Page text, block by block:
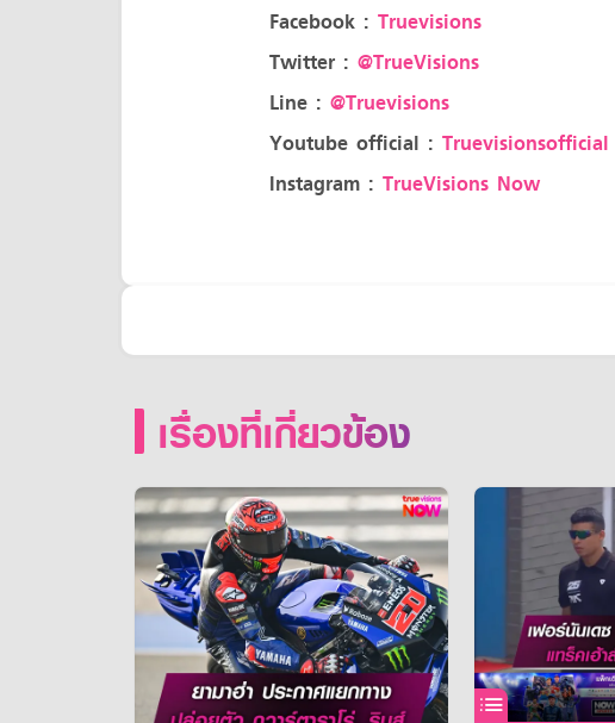
Facebook : Truevisions
Twitter : @TrueVisions
Line : @Truevisions
Youtube official : Truevisionsofficial
Instagram : TrueVisions Now
เรื่องที่เกี่ยวข้อง